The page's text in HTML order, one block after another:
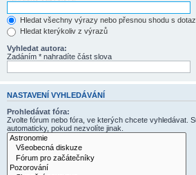
Hledat všechny výrazy nebo přesnou shodu s
Hledat kterýkoliv z výrazů
Vyhledat autora:
Zadáním * nahradíte část slova
NASTAVENÍ VYHLEDÁVÁNÍ
Prohledávat fóra:
Zvolte fórum nebo fóra, ve kterých chcete vyhledávat.
automaticky, pokud nezvolíte jinak.